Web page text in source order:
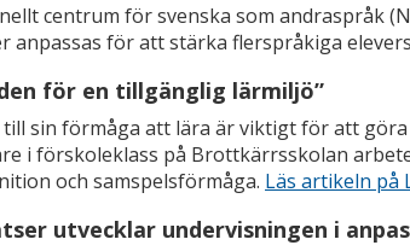
centrum för svenska som andraspråk
anpassas för att stärka flerspråkiga
för en tillgänglig lärmiljö”
sin förmåga att lära är viktigt för att
i förskoleklass på Brottkärrsskolan
och samspelsförmåga. Läs artikeln på
utvecklar undervisningen i